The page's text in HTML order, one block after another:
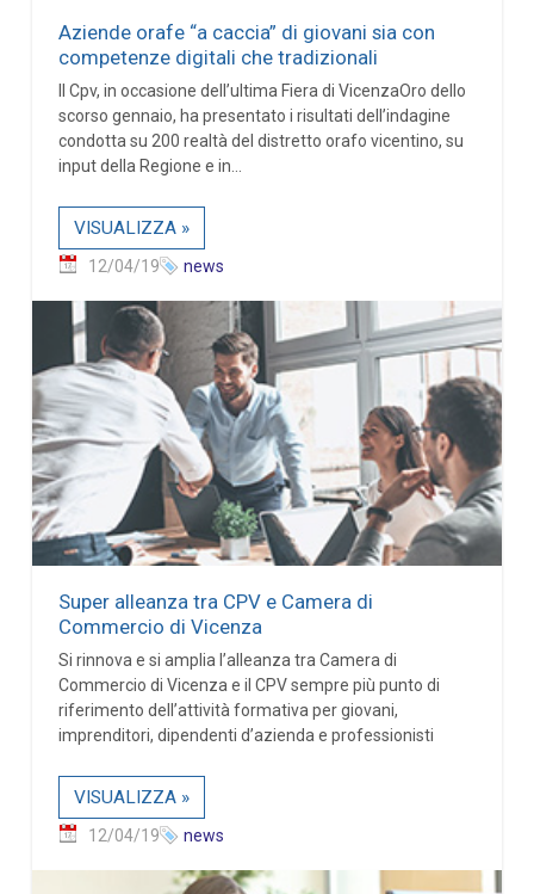
Aziende orafe “a caccia” di giovani sia con
competenze digitali che tradizionali
Il Cpv, in occasione dell’ultima Fiera di VicenzaOro dello
scorso gennaio, ha presentato i risultati dell’indagine
condotta su 200 realtà del distretto orafo vicentino, su
input della Regione e in...
VISUALIZZA »
12/04/19 news
Super alleanza tra CPV e Camera di
Commercio di Vicenza
Si rinnova e si amplia l’alleanza tra Camera di
Commercio di Vicenza e il CPV sempre più punto di
riferimento dell’attività formativa per giovani,
imprenditori, dipendenti d’azienda e professionisti
VISUALIZZA »
12/04/19 news